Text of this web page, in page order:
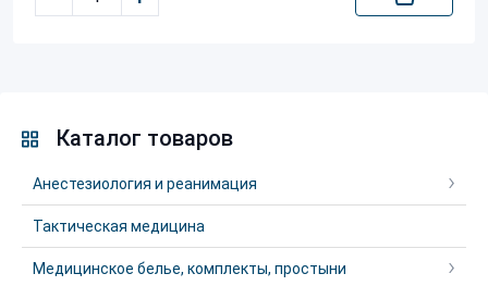
Каталог товаров
Анестезиология и реанимация
Тактическая медицина
Медицинское белье, комплекты, простыни